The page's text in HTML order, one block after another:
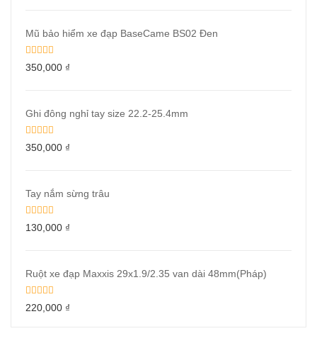
Mũ bảo hiểm xe đạp BaseCame BS02 Đen
350,000 ₫
Ghi đông nghỉ tay size 22.2-25.4mm
350,000 ₫
Tay nắm sừng trâu
130,000 ₫
Ruột xe đạp Maxxis 29x1.9/2.35 van dài 48mm(Pháp)
220,000 ₫